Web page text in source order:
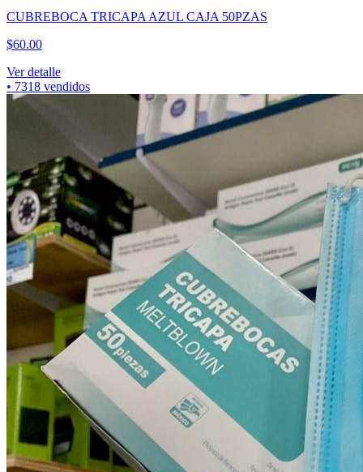
CUBREBOCA TRICAPA AZUL CAJA 50PZAS
$60.00
Ver detalle
• 7318 vendidos